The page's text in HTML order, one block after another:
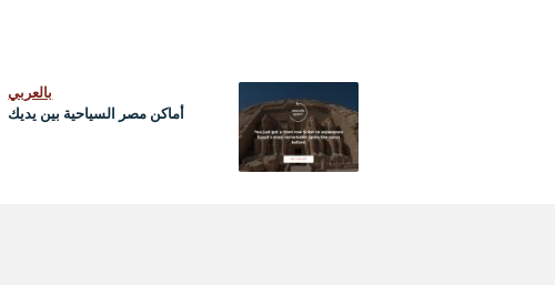
بالعربي
أماكن مصر السياحية بين يديك